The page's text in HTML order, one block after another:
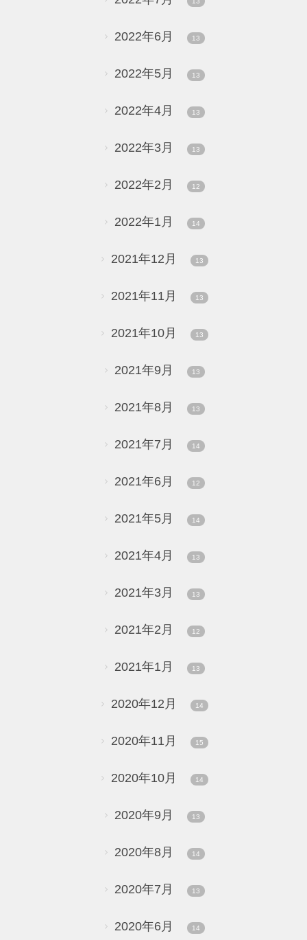
2022年6月 13
2022年5月 13
2022年4月 13
2022年3月 13
2022年2月 12
2022年1月 14
2021年12月 13
2021年11月 13
2021年10月 13
2021年9月 13
2021年8月 13
2021年7月 14
2021年6月 12
2021年5月 14
2021年4月 13
2021年3月 13
2021年2月 12
2021年1月 13
2020年12月 14
2020年11月 15
2020年10月 14
2020年9月 13
2020年8月 14
2020年7月 13
2020年6月 14